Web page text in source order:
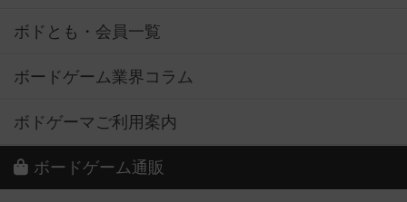
ボドとも・会員一覧
ボードゲーム業界コラム
ボドゲーマご利用案内
ボードゲーム通販